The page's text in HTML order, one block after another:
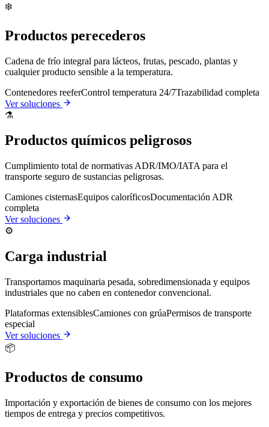
❄️
Productos perecederos
Cadena de frío integral para lácteos, frutas, pescado, plantas y
cualquier producto sensible a la temperatura.
Contenedores reeferControl temperatura 24/7Trazabilidad completa
Ver soluciones
⚗️
Productos químicos peligrosos
Cumplimiento total de normativas ADR/IMO/IATA para el
transporte seguro de sustancias peligrosas.
Camiones cisternasEquipos caloríficosDocumentación ADR
completa
Ver soluciones
⚙️
Carga industrial
Transportamos maquinaria pesada, sobredimensionada y equipos
industriales que no caben en contenedor convencional.
Plataformas extensiblesCamiones con grúaPermisos de transporte
especial
Ver soluciones
📦
Productos de consumo
Importación y exportación de bienes de consumo con los mejores
tiempos de entrega y precios competitivos.